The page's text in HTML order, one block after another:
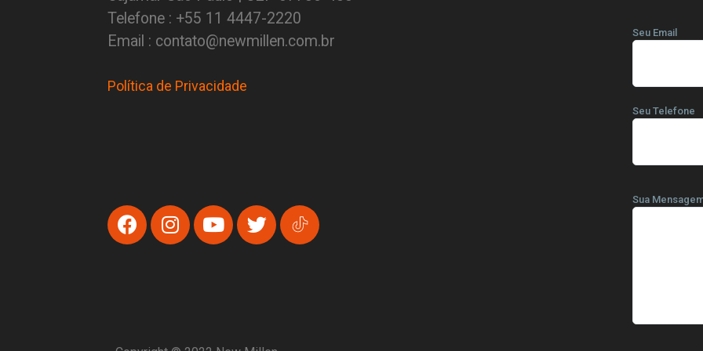
Telefone : +55 11 4447-2220
Email : contato@newmillen.com.br
Política de Privacidade
Seu Email
Seu Telefone
Sua